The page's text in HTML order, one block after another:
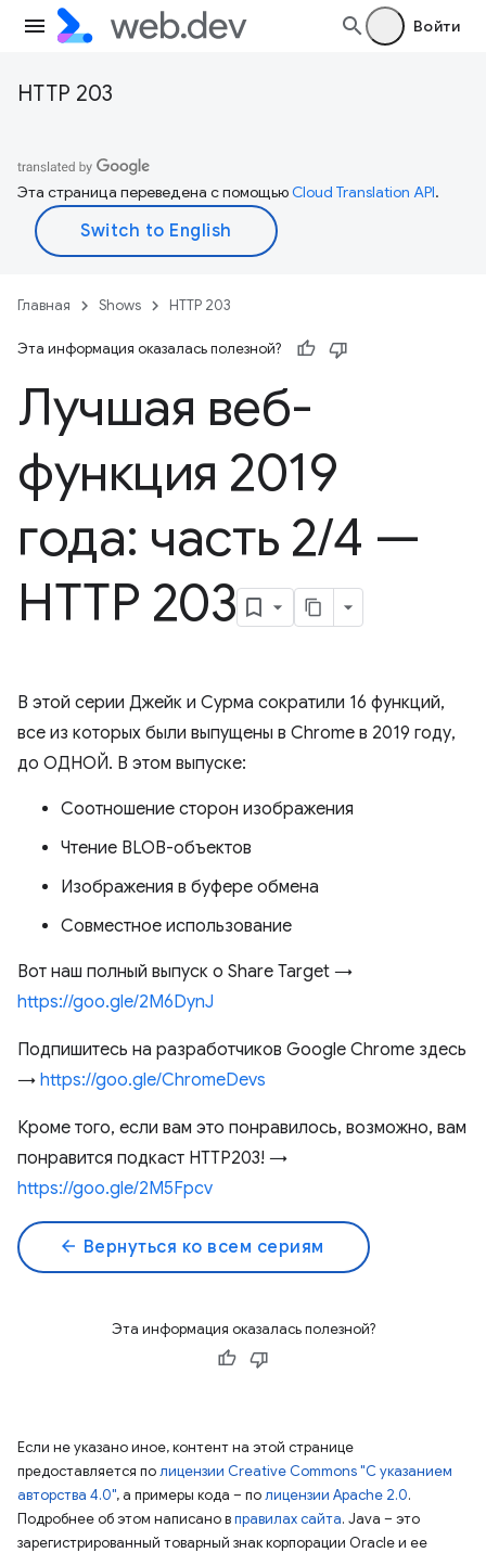
Войти
HTTP 203
Эта страница переведена с помощьюCloud Translation API.
Главная Shows HTTP 203
Эта информация оказалась полезной?
Лучшая веб-
функция 2019
года: часть 2/4 —
HTTP 203
В этой серии Джейк и Сурма сократили 16 функций,
все из которых были выпущены в Chrome в 2019 году,
до ОДНОЙ. В этом выпуске:
Соотношение сторон изображения
Чтение BLOB-объектов
Изображения в буфере обмена
Совместное использование
Вот наш полный выпуск о Share Target →
https://goo.gle/2M6DynJ
Подпишитесь на разработчиков Google Chrome здесь
→ https://goo.gle/ChromeDevs
Кроме того, если вам это понравилось, возможно, вам
понравится подкаст HTTP203! →
https://goo.gle/2M5Fpcv
arrow_back Вернуться ко всем сериям
Эта информация оказалась полезной?
Если не указано иное, контент на этой странице
предоставляется полицензии Creative Commons "С указанием
авторства 4.0", а примеры кода – полицензии Apache 2.0.
Подробнее об этом написано вправилах сайта. Java – это
зарегистрированный товарный знак корпорации Oracle и ее